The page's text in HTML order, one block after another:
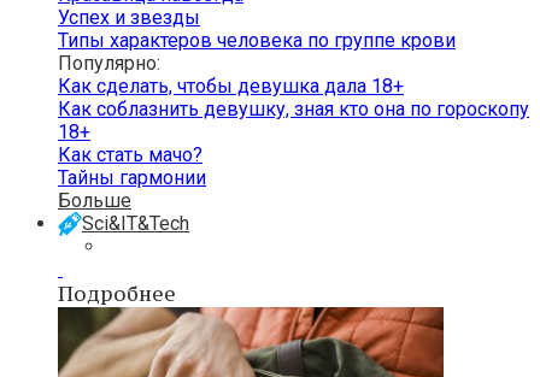
Успех и звезды
Типы характеров человека по группе крови
Популярно:
Как сделать, чтобы девушка дала 18+
Как соблазнить девушку, зная кто она по гороскопу
18+
Как стать мачо?
Тайны гармонии
Больше
Sci&IT&Tech
Подробнее